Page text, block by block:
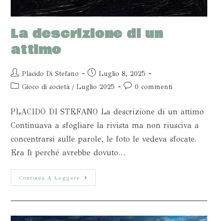
La descrizione di un
attimo
Placido Di Stefano
Luglio 8, 2025
Gioco di società / Luglio 2025 0 commenti
PLACIDO DI STEFANO La descrizione di un attimo
Continuava a sfogliare la rivista ma non riusciva a
concentrarsi sulle parole, le foto le vedeva sfocate.
Era lì perché avrebbe dovuto…
Continua A Leggere